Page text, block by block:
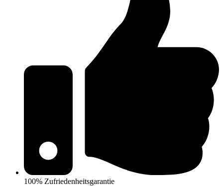
100% Zufriedenheitsgarantie